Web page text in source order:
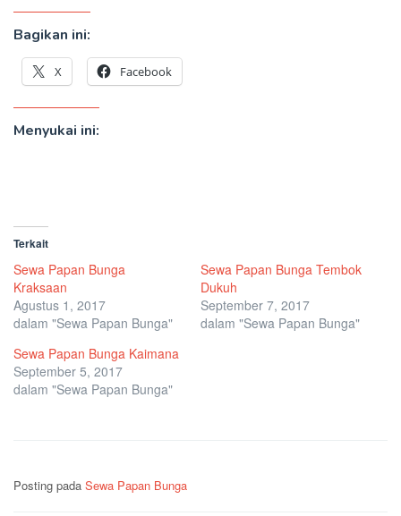
Bagikan ini:
X Facebook
Menyukai ini:
Terkait
Sewa Papan Bunga
Kraksaan
Agustus 1, 2017
dalam "Sewa Papan Bunga"
Sewa Papan Bunga Tembok
Dukuh
September 7, 2017
dalam "Sewa Papan Bunga"
Sewa Papan Bunga Kaimana
September 5, 2017
dalam "Sewa Papan Bunga"
Posting pada Sewa Papan Bunga